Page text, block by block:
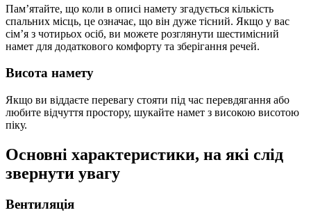
Пам’ятайте, що коли в описі намету згадується кількість
спальних місць, це означає, що він дуже тісний. Якщо у вас
сім’я з чотирьох осіб, ви можете розглянути шестимісний
намет для додаткового комфорту та зберігання речей.
Висота намету
Якщо ви віддаєте перевагу стояти під час перевдягання або
любите відчуття простору, шукайте намет з високою висотою
піку.
Основні характеристики, на які слід
звернути увагу
Вентиляція